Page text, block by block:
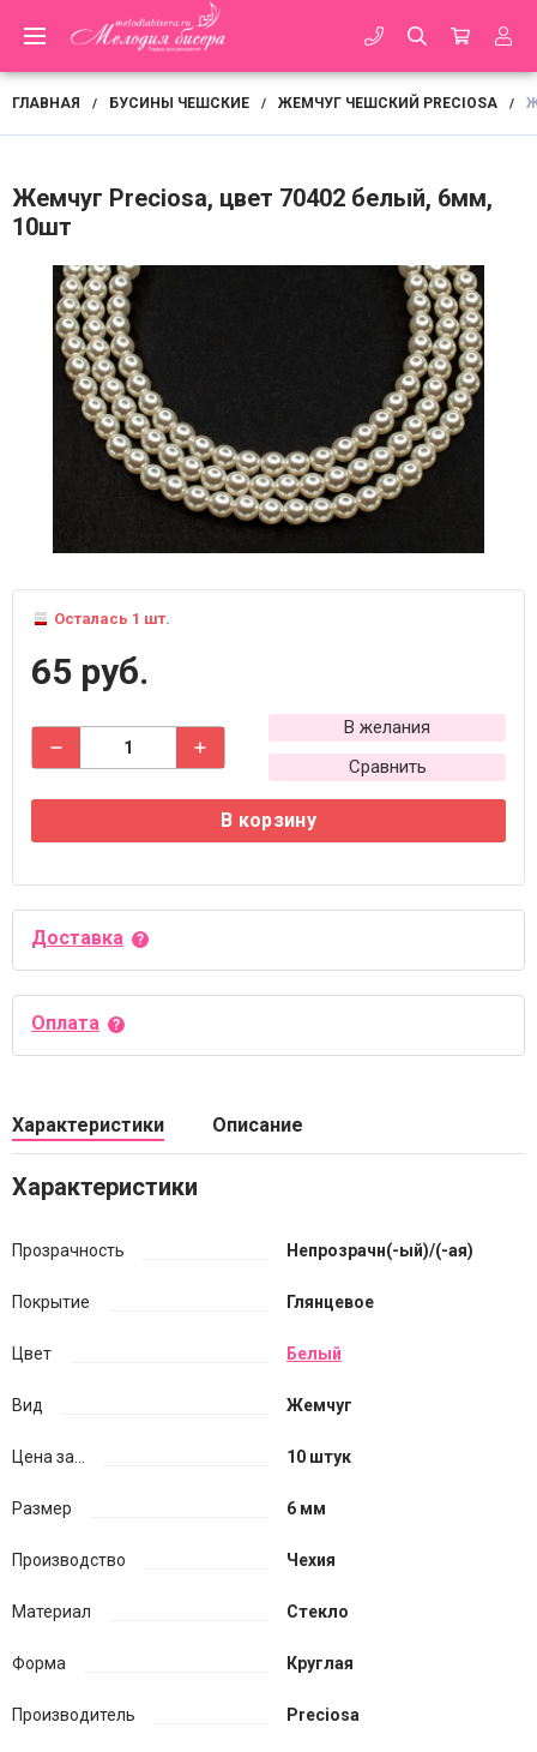
ГЛАВНАЯ / БУСИНЫ ЧЕШСКИЕ / ЖЕМЧУГ ЧЕШСКИЙ PRECIOSA /
Жемчуг Preciosa, цвет 70402 белый, 6мм,
10шт
Осталась 1 шт.
65 руб.
В желания
Сравнить
В корзину
Доставка
Оплата
Характеристики Описание
Характеристики
Прозрачность Непрозрачн(-ый)/(-ая)
Покрытие Глянцевое
Цвет Белый
Вид Жемчуг
Цена за... 10 штук
Размер 6 мм
Производство Чехия
Материал Стекло
Форма Круглая
Производитель Preciosa